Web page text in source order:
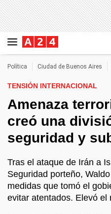
Política Ciudad de Buenos Aires
TENSIÓN INTERNACIONAL
Amenaza
creó una
seguridad y
Tras el ataque de Irán a
Seguridad porteño,
medidas que tomó el
evitar atentados. Elevó el